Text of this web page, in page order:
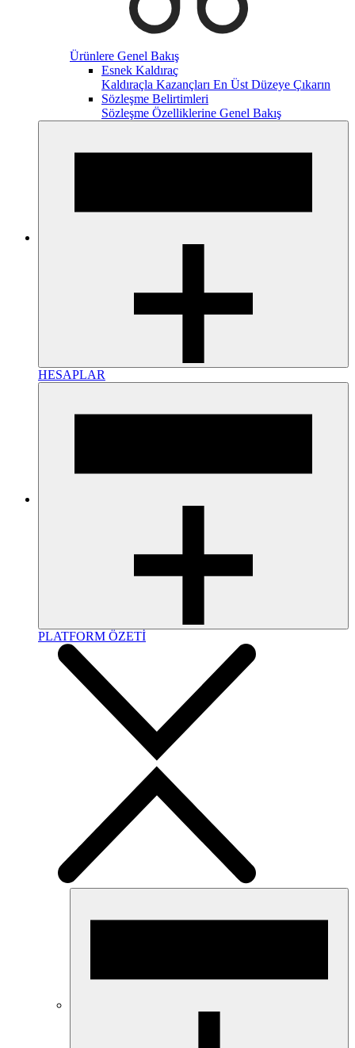
Ürünlere Genel Bakış
Esnek Kaldıraç
Kaldıraçla Kazançları En Üst Düzeye Çıkarın
Sözleşme Belirtimleri
Sözleşme Özelliklerine Genel Bakış
HESAPLAR
PLATFORM ÖZETİ